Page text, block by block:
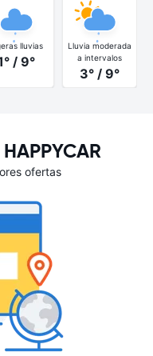
lluvias
/ 9°
Lluvia moderada
a intervalos
3° / 9°
ofertas